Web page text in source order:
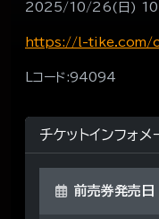
2025/10/26( 日 )
https://l-tike.com/
Lコード:94094
チケットインフォメ
前売券発売日